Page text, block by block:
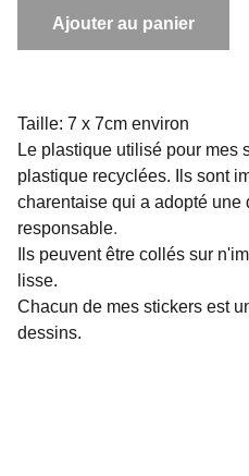
Ajouter au panier
Taille: 7 x 7cm environ
Le plastique utilisé pour mes
plastique recyclées. Ils sont
charentaise qui a adopté une
responsable.
Ils peuvent être collés sur
lisse.
Chacun de mes stickers est
dessins.